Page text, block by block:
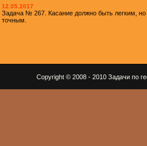
12.05.2017
Задача № 267. Касание должно быть легким, но
точным.
Copyright © 2008 - 2010 Задачи по